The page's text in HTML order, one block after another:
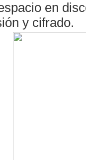
en
y cifrado.